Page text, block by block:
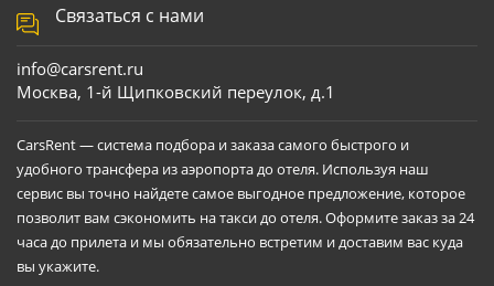
Связаться с нами
info@carsrent.ru
Москва, 1-й Щипковский переулок, д.1
CarsRent — система подбора и заказа самого быстрого и
удобного трансфера из аэропорта до отеля. Используя наш
сервис вы точно найдете самое выгодное предложение, которое
позволит вам сэкономить на такси до отеля. Оформите заказ за 24
часа до прилета и мы обязательно встретим и доставим вас куда
вы укажите.